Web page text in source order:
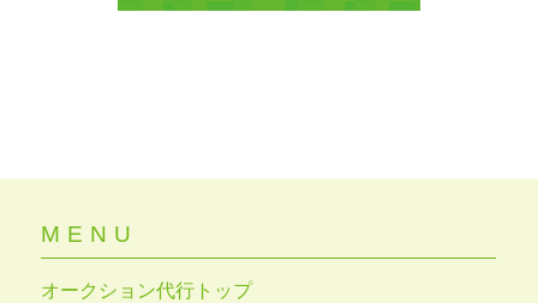
MENU
オークション代行トップ